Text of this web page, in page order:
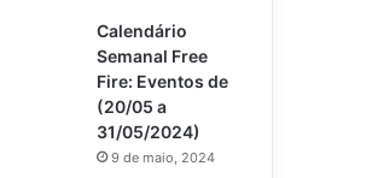
Calendário
Semanal Free
Fire: Eventos de
(20/05 a
31/05/2024)
9 de maio, 2024